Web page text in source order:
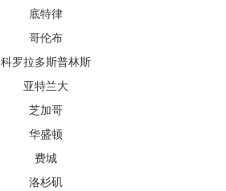
底特律
哥伦布
科罗拉多斯普林斯
亚特兰大
芝加哥
华盛顿
费城
洛杉矶